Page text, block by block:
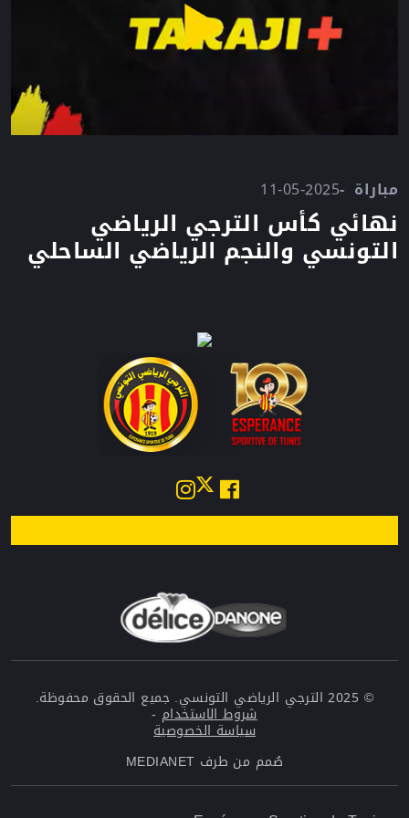
مباراة 11-05-2025
نهائي كأس الترجي الرياضي
التونسي والنجم الرياضي الساحلي
© 2025 الترجي الرياضي التونسي. جميع الحقوق محفوظة.
شروط الاستخدام -
سياسة الخصوصية
صُمم من طرف MEDIANET